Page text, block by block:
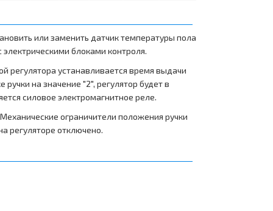
Частые вопросы - FAQ
Каталог DEVI
или заменить датчик температуры пола
блоками контроля.
регулятора устанавливается время выдачи
на значение "2", регулятор будет в
силовое электромагнитное реле.
ограничители положения ручки
регуляторе отключено.